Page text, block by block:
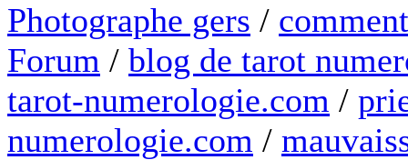
Photographe gers /
Forum / blog de tarot
tarot-numerologie.com /
numerologie.com /